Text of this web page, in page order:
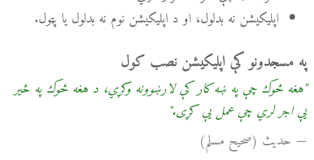
اپلیکیشن نه بدلول، او د اپلیکیشن نوم نه بدلول یا پټول.
په مسجدونو کې اپلیکیشن نصب کول
"هغه څوک چې په ښه کار کې لارښوونه وکړي، د هغه څوک په څیر
یې اجر لري چې عمل یې کړی."
— حدیث (صحیح مسلم)